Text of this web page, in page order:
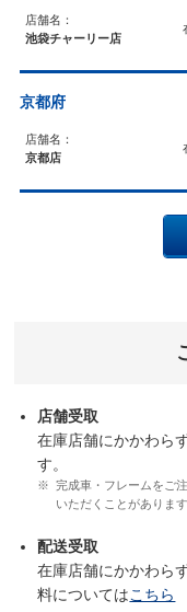
店舗名：
池袋チャーリー店
京都府
店舗名：
京都店
店舗受取
在庫店舗にかかわら
す。
完成車・フレームをご
いただくことがありま
配送受取
在庫店舗にかかわら
料についてはこちら